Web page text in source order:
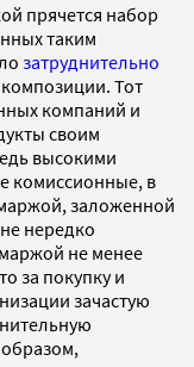
прячется набор
таким
затруднительно
Тот
компаний и
своим
высокими
комиссионные, в
заложенной
нередко
не менее
за покупку и
зачастую